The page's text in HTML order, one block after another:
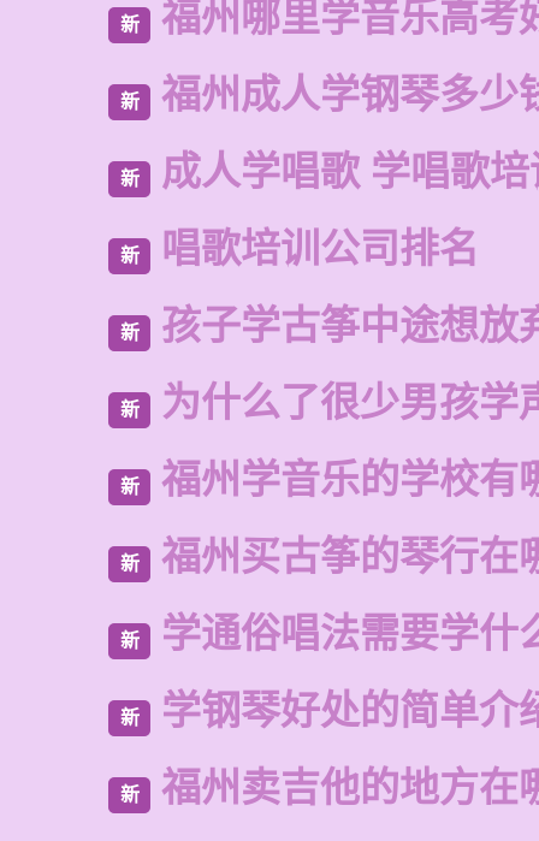
新 福州哪里学音乐高考
新 福州成人学钢琴多少
新 成人学唱歌 学唱歌
新 唱歌培训公司排名
新 孩子学古筝中途想放
新 为什么了很少男孩学
新 福州学音乐的学校有
新 福州买古筝的琴行在
新 学通俗唱法需要学什
新 学钢琴好处的简单介
新 福州卖吉他的地方在